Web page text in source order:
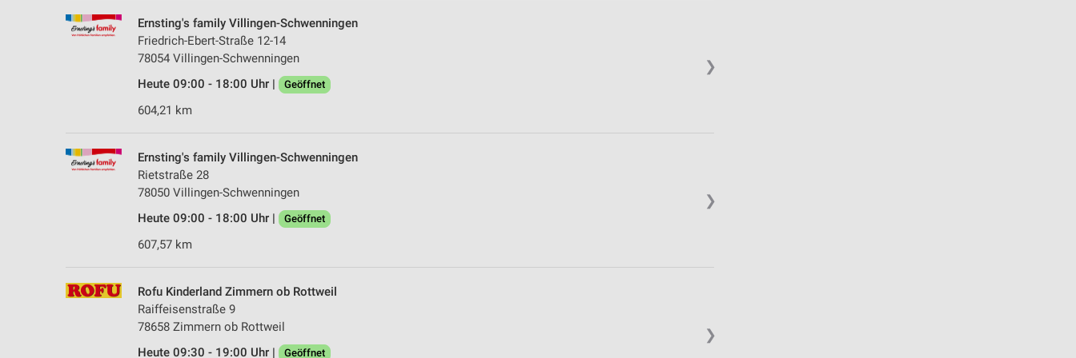
❯
Ernsting's family Villingen-Schwenningen
Friedrich-Ebert-Straße 12-14
78054 Villingen-Schwenningen
Heute 09:00 - 18:00 Uhr |
Geöffnet
604,21 km
❯
Ernsting's family Villingen-Schwenningen
Rietstraße 28
78050 Villingen-Schwenningen
Heute 09:00 - 18:00 Uhr |
Geöffnet
607,57 km
❯
Rofu Kinderland Zimmern ob Rottweil
Raiffeisenstraße 9
78658 Zimmern ob Rottweil
Heute 09:30 - 19:00 Uhr |
Geöffnet